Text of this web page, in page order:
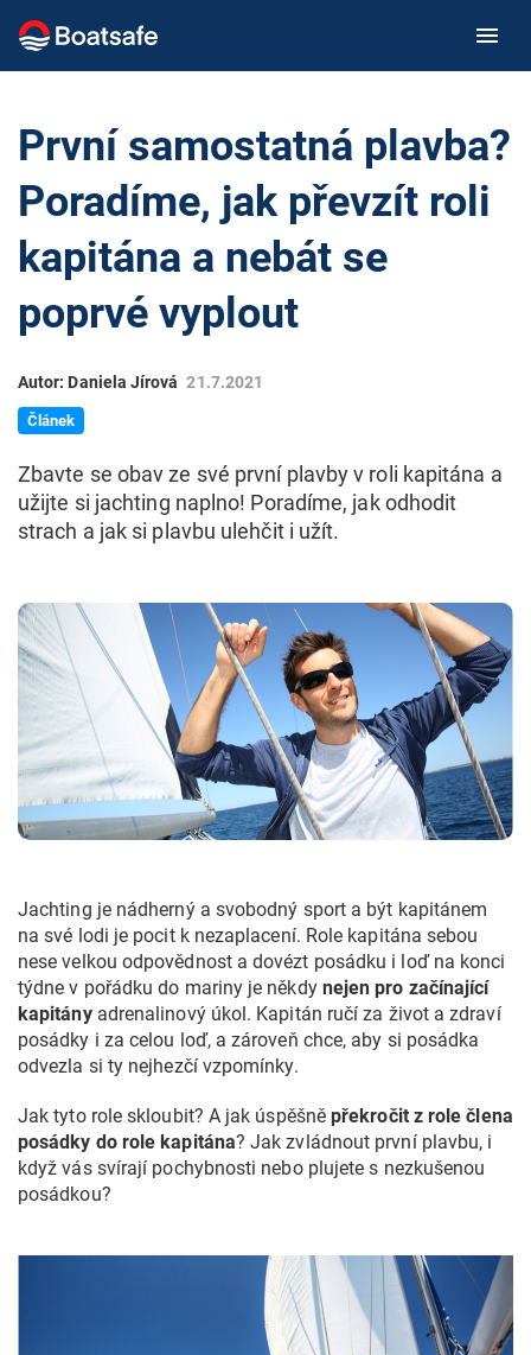
První samostatná plavba?
Poradíme, jak převzít roli
kapitána a nebát se
poprvé vyplout
Autor: Daniela Jírová 21.7.2021
Článek
Zbavte se obav ze své první plavby v roli kapitána a
užijte si jachting naplno! Poradíme, jak odhodit
strach a jak si plavbu ulehčit i užít.
Jachting je nádherný a svobodný sport a být kapitánem
na své lodi je pocit k nezaplacení. Role kapitána sebou
nese velkou odpovědnost a dovézt posádku i loď na konci
týdne v pořádku do mariny je někdy nejen pro začínající
kapitányadrenalinový úkol. Kapitán ručí za život a zdraví
posádky i za celou loď, a zároveň chce, aby si posádka
odvezla si ty nejhezčí vzpomínky.
Jak tyto role skloubit? A jak úspěšněpřekročit z role člena
posádky do role kapitána? Jak zvládnout první plavbu, i
když vás svírají pochybnosti nebo plujete s nezkušenou
posádkou?